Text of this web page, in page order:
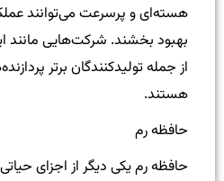
هسته‌ای و پرسرعت می‌توانند
از جمله تولیدکنندگان برتر
هستند.
حافظه رم
حافظه رم یکی دیگر از اجزای